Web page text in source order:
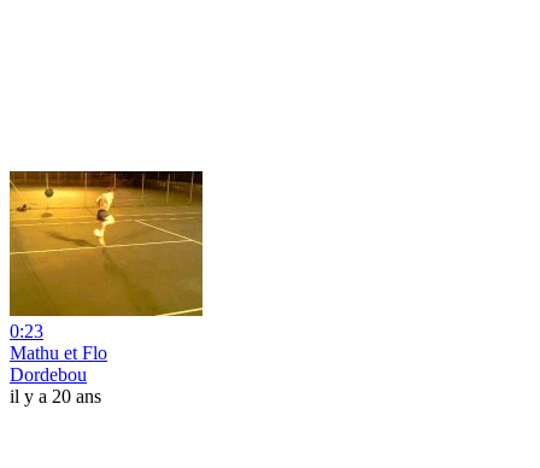
0:23
Mathu et Flo
Dordebou
il y a 20 ans